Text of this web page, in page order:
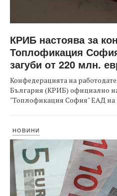
КРИБ настоява за
Топлофикация
загуби от 220 млн.
Конфедерацията на
България (КРИБ) официално
"Топлофикация София" ЕАД на
НОВИНИ